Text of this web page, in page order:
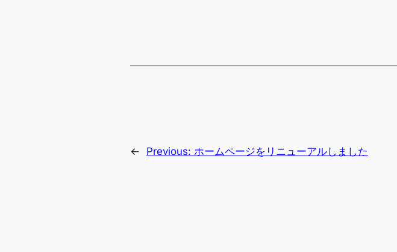
← Previous: ホームページをリニューアルしました